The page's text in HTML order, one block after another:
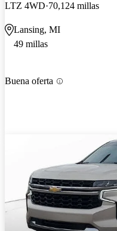
LTZ 4WD 70,124 millas
Lansing, MI
49 millas
Buena oferta